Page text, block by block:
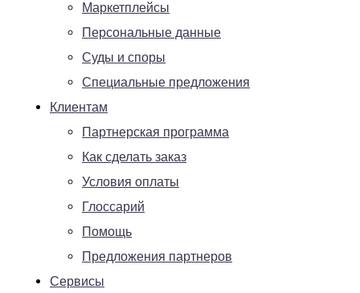
Маркетплейсы
Персональные данные
Суды и споры
Специальные предложения
Клиентам
Партнерская программа
Как сделать заказ
Условия оплаты
Глоссарий
Помощь
Предложения партнеров
Сервисы